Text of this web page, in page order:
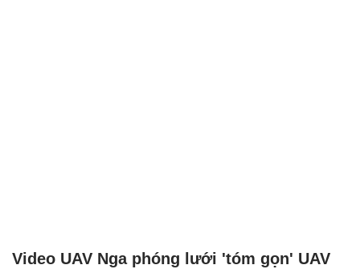
Video UAV Nga phóng lưới 'tóm gọn' UAV